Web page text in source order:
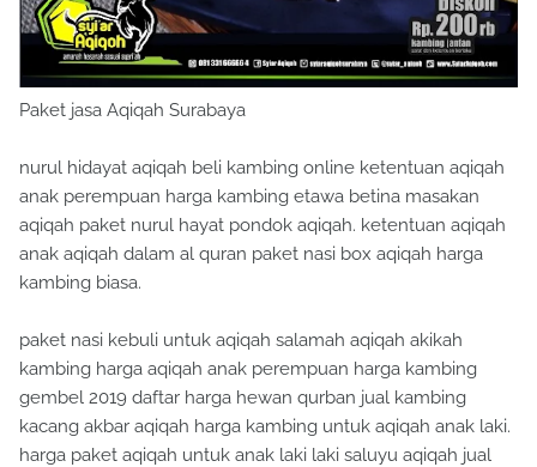
Paket jasa Aqiqah Surabaya
nurul hidayat aqiqah beli kambing online ketentuan aqiqah
anak perempuan harga kambing etawa betina masakan
aqiqah paket nurul hayat pondok aqiqah. ketentuan aqiqah
anak aqiqah dalam al quran paket nasi box aqiqah harga
kambing biasa.
paket nasi kebuli untuk aqiqah salamah aqiqah akikah
kambing harga aqiqah anak perempuan harga kambing
gembel 2019 daftar harga hewan qurban jual kambing
kacang akbar aqiqah harga kambing untuk aqiqah anak laki.
harga paket aqiqah untuk anak laki laki saluyu aqiqah jual